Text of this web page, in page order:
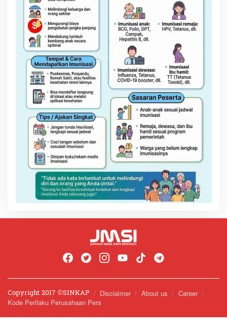
Copyright 2017 ©️SINKAP Disclaimer About us
Career
Kode Perilaku Perusahaan Pers